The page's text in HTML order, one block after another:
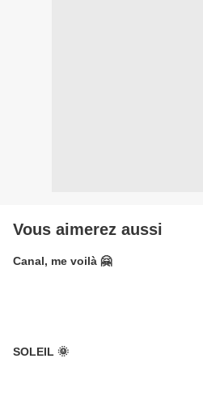
Vous aimerez aussi
Canal, me voilà 🤗
SOLEIL 🌞